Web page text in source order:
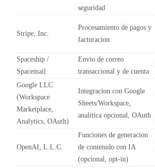
seguridad
Stripe, Inc.
Procesamiento de pagos y
facturacion
Spaceship /
Spacemail
Envio de correo
transaccional y de cuenta
Google LLC
(Workspace
Marketplace,
Analytics, OAuth)
Integracion con Google
Sheets/Workspace,
analitica opcional, OAuth
OpenAI, L.L.C.
Funciones de generacion
de contenido con IA
(opcional, opt-in)